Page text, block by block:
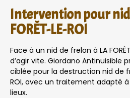
Intervention pour
FORÊT-LE-ROI
Face à un nid de frelon à LA
d’agir vite. Giordano Antinuisible
ciblée pour la destruction nid de
ROI, avec un traitement adapté
lieux.